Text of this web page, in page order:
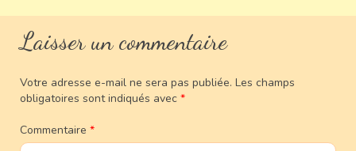
Laisser un commentaire
Votre adresse e-mail ne sera pas publiée. Les champs
obligatoires sont indiqués avec *
Commentaire *